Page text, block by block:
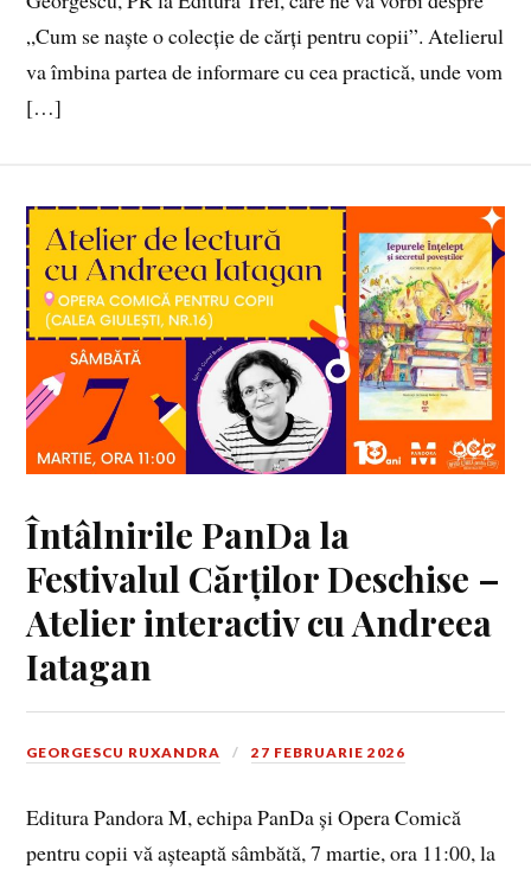
„Cum se naște o colecție de cărți pentru copii”. Atelierul
va îmbina partea de informare cu cea practică, unde vom
[…]
Întâlnirile PanDa la
Festivalul Cărților Deschise –
Atelier interactiv cu Andreea
Iatagan
GEORGESCU RUXANDRA 27 FEBRUARIE 2026
Editura Pandora M, echipa PanDa și Opera Comică
pentru copii vă așteaptă sâmbătă, 7 martie, ora 11:00, la